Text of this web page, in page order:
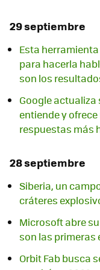
29 septiembre
Esta
para hacerla
son los
Google actualiza
entiende y
respuestas más
28 septiembre
Siberia, un
cráteres
Microsoft abre
son las primeras
Orbit Fab busca